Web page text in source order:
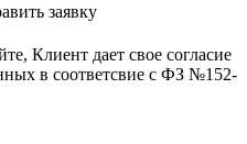
заявку
Клиент дает свое согласие
в соответсвие с ФЗ №152-